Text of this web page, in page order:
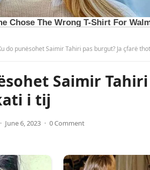
do punësohet Saimir Tahiri pas burgut? Ja çfarë
Saimir
i tij
· June 6, 2023 · 0 Comment